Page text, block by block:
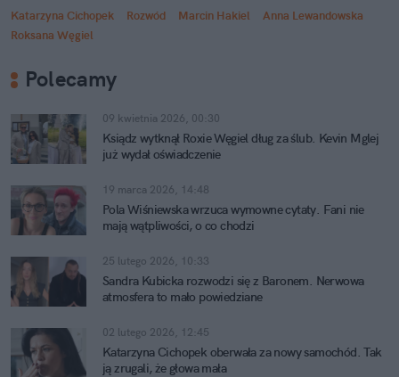
Katarzyna Cichopek Rozwód Marcin Hakiel
Anna Lewandowska
Roksana Węgiel
Polecamy
09 kwietnia 2026, 00:30
Ksiądz wytknął Roxie Węgiel dług za ślub. Kevin Mglej
już wydał oświadczenie
19 marca 2026, 14:48
Pola Wiśniewska wrzuca wymowne cytaty. Fani nie
mają wątpliwości, o co chodzi
25 lutego 2026, 10:33
Sandra Kubicka rozwodzi się z Baronem. Nerwowa
atmosfera to mało powiedziane
02 lutego 2026, 12:45
Katarzyna Cichopek oberwała za nowy samochód. Tak
ją zrugali, że głowa mała